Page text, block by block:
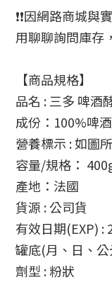
❗❗因網路商城
用聊聊詢問庫存，
【商品規格】
品名 : 三多 啤酒
成份：100%啤
營養標示 : 如圖
容量/規格：
產地：法國
貨源 : 公司貨
有效日期(EXP) :
罐底(月、日、
劑型 : 粉狀